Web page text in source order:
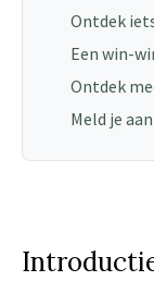
Ontdek
Een win-
Ontdek
Meld je